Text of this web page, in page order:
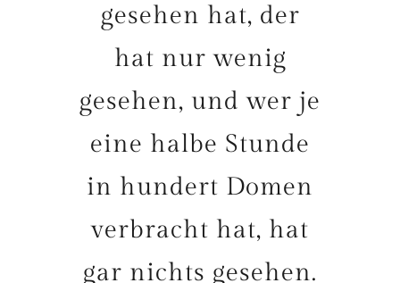
gesehen hat, der
hat nur wenig
gesehen, und wer je
eine halbe Stunde
in hundert Domen
verbracht hat, hat
gar nichts gesehen.